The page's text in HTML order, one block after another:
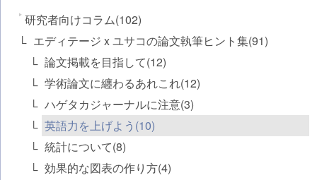
研究者向けコラム(102)
エディテージ x ユサコの論文執筆ヒント集(91)
論文掲載を目指して(12)
学術論文に纏わるあれこれ(12)
ハゲタカジャーナルに注意(3)
英語力を上げよう(10)
統計について(8)
効果的な図表の作り方(4)